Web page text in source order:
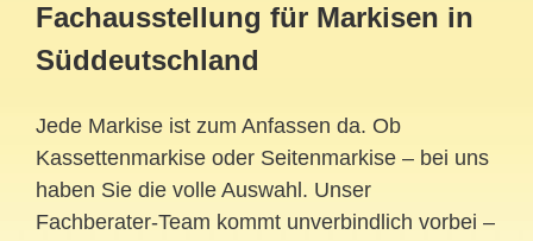
Fachausstellung für Markisen in
Süddeutschland
Jede Markise ist zum Anfassen da. Ob
Kassettenmarkise oder Seitenmarkise – bei uns
haben Sie die volle Auswahl. Unser
Fachberater-Team kommt unverbindlich vorbei –